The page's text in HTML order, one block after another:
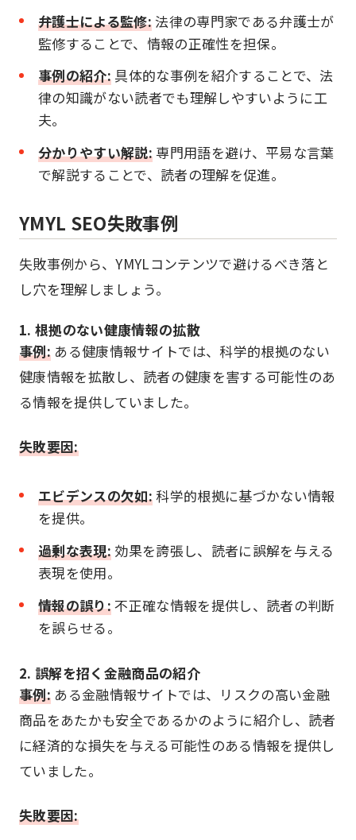
弁護士による監修: 法律の専門家である弁護士が
監修することで、情報の正確性を担保。
事例の紹介: 具体的な事例を紹介することで、法
律の知識がない読者でも理解しやすいように工
夫。
分かりやすい解説:専門用語を避け、平易な言葉
で解説することで、読者の理解を促進。
YMYL SEO失敗事例
失敗事例から、YMYLコンテンツで避けるべき落と
し穴を理解しましょう。
1. 根拠のない健康情報の拡散
事例: ある健康情報サイトでは、科学的根拠のない
健康情報を拡散し、読者の健康を害する可能性のあ
る情報を提供していました。
失敗要因:
エビデンスの欠如:科学的根拠に基づかない情報
を提供。
過剰な表現: 効果を誇張し、読者に誤解を与える
表現を使用。
情報の誤り:不正確な情報を提供し、読者の判断
を誤らせる。
2. 誤解を招く金融商品の紹介
事例: ある金融情報サイトでは、リスクの高い金融
商品をあたかも安全であるかのように紹介し、読者
に経済的な損失を与える可能性のある情報を提供し
ていました。
失敗要因: